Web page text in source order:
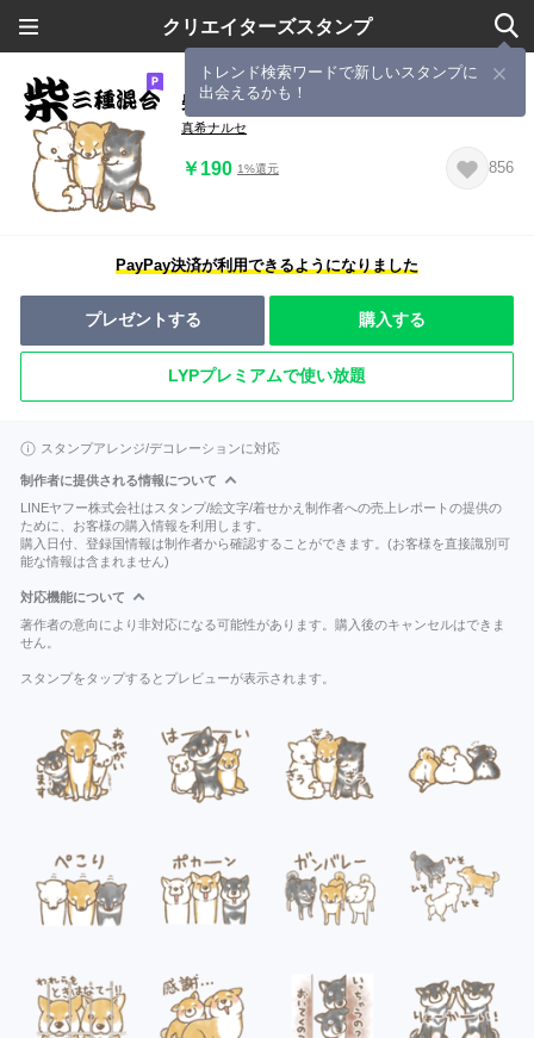
クリエイターズスタンプ
トレンド検索ワードで新しいスタンプに
出会えるかも！
柴犬スタンプ9～柴～三種混合
真希ナルセ
￥190 1%還元 856
PayPay決済が利用できるようになりました
プレゼントする 購入する
LYPプレミアムで使い放題
スタンプアレンジ/デコレーションに対応
制作者に提供される情報について
LINEヤフー株式会社はスタンプ/絵文字/着せかえ制作者への売上レポートの提供の
ために、お客様の購入情報を利用します。
購入日付、登録国情報は制作者から確認することができます。(お客様を直接識別可
能な情報は含まれません)
対応機能について
著作者の意向により非対応になる可能性があります。購入後のキャンセルはできま
せん。
スタンプをタップするとプレビューが表示されます。